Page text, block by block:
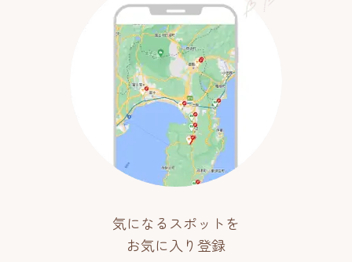
気になるスポットを
お気に入り登録